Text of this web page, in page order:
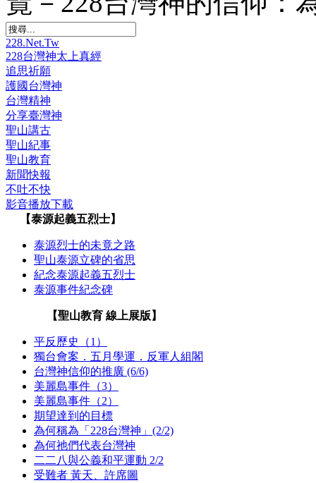
228.Net.Tw
228台灣神太上真經
追思祈願
護國台灣神
台灣精神
分享臺灣神
聖山講古
聖山紀事
聖山教育
新聞快報
不吐不快
影音播放下載
【泰源起義五烈士】
泰源烈士的未竟之路
聖山泰源立碑的省思
紀念泰源起義五烈士
泰源事件紀念碑
【聖山教育 線上展版】
平反歷史（1）
獨台會案．五月學運．反軍人組閣
台灣神信仰的推廣 (6/6)
美麗島事件（3）
美麗島事件（2）
期望達到的目標
為何稱為「228台灣神」(2/2)
為何祂們代表台灣神
二二八與公義和平運動 2/2
受難者 黃天、許席圖